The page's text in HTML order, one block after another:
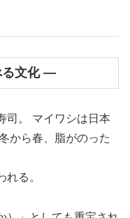
る文化 ―
司。 マイワシは日本
から春、脂がのった
る。